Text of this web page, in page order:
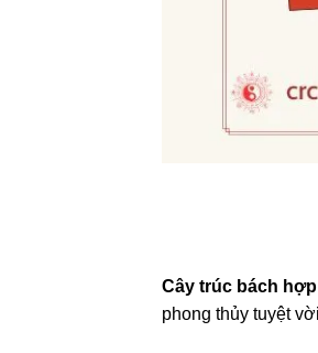
Cây trúc bách
phong thủy tuyệt